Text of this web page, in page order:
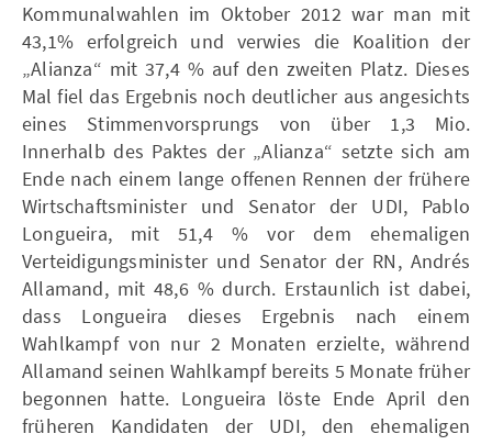
Kommunalwahlen im Oktober 2012 war man mit
43,1% erfolgreich und verwies die Koalition der
„Alianza“ mit 37,4 % auf den zweiten Platz. Dieses
Mal fiel das Ergebnis noch deutlicher aus angesichts
eines Stimmenvorsprungs von über 1,3 Mio.
Innerhalb des Paktes der „Alianza“ setzte sich am
Ende nach einem lange offenen Rennen der frühere
Wirtschaftsminister und Senator der UDI, Pablo
Longueira, mit 51,4 % vor dem ehemaligen
Verteidigungsminister und Senator der RN, Andrés
Allamand, mit 48,6 % durch. Erstaunlich ist dabei,
dass Longueira dieses Ergebnis nach einem
Wahlkampf von nur 2 Monaten erzielte, während
Allamand seinen Wahlkampf bereits 5 Monate früher
begonnen hatte. Longueira löste Ende April den
früheren Kandidaten der UDI, den ehemaligen